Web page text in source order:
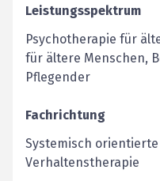
Leistungsspektrum
Psychotherapie für
für ältere Menschen,
Pflegender
Fachrichtung
Systemisch
Verhaltenstherapie